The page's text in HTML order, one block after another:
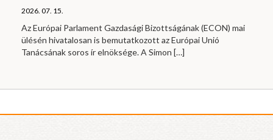
2026. 07. 15.
Az Európai Parlament Gazdasági Bizottságának (ECON) mai
ülésén hivatalosan is bemutatkozott az Európai Unió
Tanácsának soros ír elnöksége. A Simon […]